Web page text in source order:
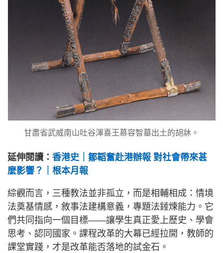
甘肅省武威南山吐谷渾喜王慕容智墓出土的胡牀。
延伸閱讀： 香港史｜鄒韜奮赴港辦報 對社會帶來甚
麼影響？｜根本月報
綜觀而言，三種教法並非孤立，而是相輔相成：情境
法奠基情感，敘事法建構意義，專題法錘煉能力。它
們共同指向一個目標——讓學生真正愛上歷史、學會
思考、認同國家。課程改革的大幕已經拉開，教師的
課堂實踐，才是改革能否落地的試金石。